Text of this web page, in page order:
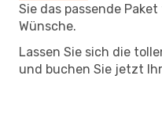
Sie das passende
Wünsche.
Lassen Sie sich die
und buchen Sie jetzt